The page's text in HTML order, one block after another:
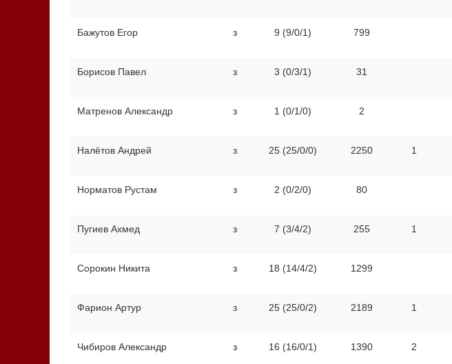
Бажутов Егор з 9 (9/0/1) 799
Борисов Павел з 3 (0/3/1) 31
Матренов Александр з 1 (0/1/0) 2
Налётов Андрей з 25 (25/0/0) 2250 1
Норматов Рустам з 2 (0/2/0) 80
Пугиев Ахмед з 7 (3/4/2) 255 1
Сорокин Никита з 18 (14/4/2) 1299
Фарион Артур з 25 (25/0/2) 2189 1
Чибиров Александр з 16 (16/0/1) 1390 2